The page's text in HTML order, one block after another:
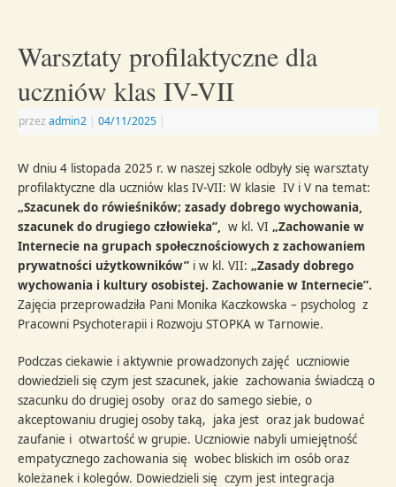
Warsztaty profilaktyczne dla
uczniów klas IV-VII
przezadmin2 | 04/11/2025 |
W dniu 4 listopada 2025 r. w naszej szkole odbyły się warsztaty
profilaktyczne dla uczniów klas IV-VII: W klasie IV i V na temat:
„Szacunek do rówieśników; zasady dobrego wychowania,
szacunek do drugiego człowieka”,
w kl. VI „Zachowanie w
Internecie na grupach społecznościowych z zachowaniem
prywatności użytkowników” i w kl. VII: „Zasady dobrego
wychowania i kultury osobistej. Zachowanie w Internecie”.
Zajęcia przeprowadziła Pani Monika Kaczkowska – psycholog z
Pracowni Psychoterapii i Rozwoju STOPKA w Tarnowie.
Podczas ciekawie i aktywnie prowadzonych zajęć uczniowie
dowiedzieli się czym jest szacunek, jakie zachowania świadczą o
szacunku do drugiej osoby oraz do samego siebie, o
akceptowaniu drugiej osoby taką, jaka jest oraz jak budować
zaufanie i otwartość w grupie. Uczniowie nabyli umiejętność
empatycznego zachowania się wobec bliskich im osób oraz
koleżanek i kolegów. Dowiedzieli się czym jest integracja